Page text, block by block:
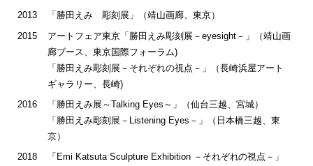
2013
「勝田えみ 彫刻展」（靖山画廊、東京）
2015
アートフェア東京「勝田えみ彫刻展－eyesight－」（靖山画
廊ブース、東京国際フォーラム)
「勝田えみ彫刻展－それぞれの視点－」（長崎浜屋アート
ギャラリー、長崎)
2016
「勝田えみ展～Talking Eyes～」（仙台三越、宮城）
「勝田えみ彫刻展－Listening Eyes－」（日本橋三越、東
京）
2018
「Emi Katsuta Sculpture Exhibition －それぞれの視点－」